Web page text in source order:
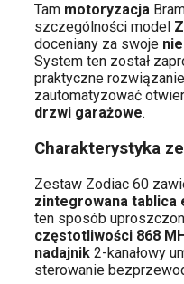
Tam motoryzacja
szczególności model
doceniany za swoje
System ten został
praktyczne
zautomatyzować
drzwi garażowe.
Charakterystyka
Zestaw Zodiac 60
zintegrowana tablica
ten sposób
częstotliwości 868
nadajnik 2-kanałowy
sterowanie